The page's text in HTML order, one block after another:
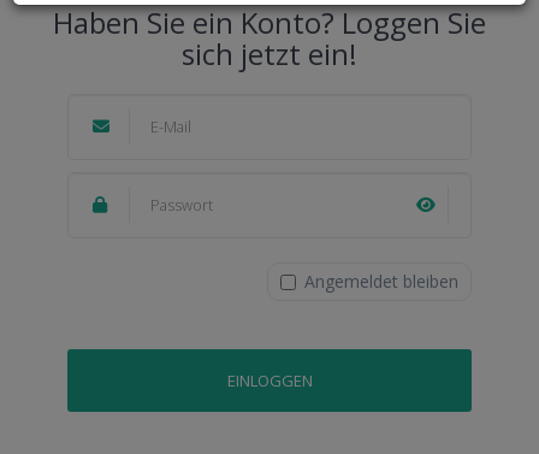
Haben Sie ein Konto? Loggen Sie
sich jetzt ein!
Angemeldet bleiben